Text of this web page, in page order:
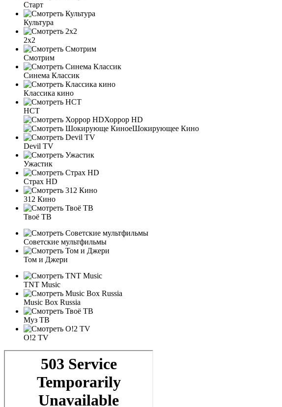
Старт
Культура
2x2
Смотрим
Синема Классик
Классика кино
НСТ
Хоррор HD
Шокирующее Кино
Devil TV
Ужастик
Страх HD
312 Кино
Твоё ТВ
Советские мультфильмы
Том и Джери
TNT Мusic
Мusic Box Russia
Муз ТВ
O!2 TV